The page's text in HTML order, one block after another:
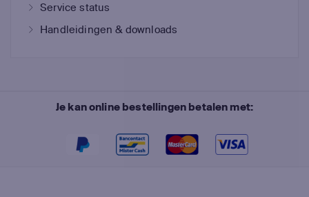
Service status
Handleidingen & downloads
Je kan online bestellingen betalen met: